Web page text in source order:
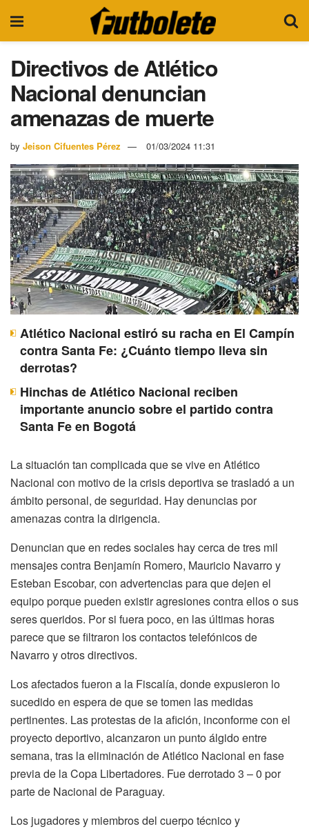
Directivos de Atlético
Nacional denuncian
amenazas de muerte
by Jeison Cifuentes Pérez 01/03/2024 11:31
Atlético Nacional estiró su racha en El Campín
contra Santa Fe: ¿Cuánto tiempo lleva sin
derrotas?
Hinchas de Atlético Nacional reciben
importante anuncio sobre el partido contra
Santa Fe en Bogotá
La situación tan complicada que se vive en Atlético
Nacional con motivo de la crisis deportiva se trasladó a un
ámbito personal, de seguridad. Hay denuncias por
amenazas contra la dirigencia.
Denuncian que en redes sociales hay cerca de tres mil
mensajes contra Benjamín Romero, Mauricio Navarro y
Esteban Escobar, con advertencias para que dejen el
equipo porque pueden existir agresiones contra ellos o sus
seres queridos. Por si fuera poco, en las últimas horas
parece que se filtraron los contactos telefónicos de
Navarro y otros directivos.
Los afectados fueron a la Fiscalía, donde expusieron lo
sucedido en espera de que se tomen las medidas
pertinentes. Las protestas de la afición, inconforme con el
proyecto deportivo, alcanzaron un punto álgido entre
semana, tras la eliminación de Atlético Nacional en fase
previa de la Copa Libertadores. Fue derrotado 3 – 0 por
parte de Nacional de Paraguay.
Los jugadores y miembros del cuerpo técnico y